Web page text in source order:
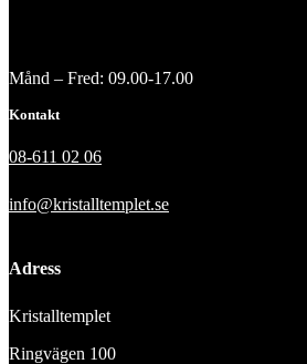
Månd – Fred: 09.00-17.00
Kontakt
08-611 02 06
info@kristalltemplet.se
Adress
Kristalltemplet
Ringvägen 100